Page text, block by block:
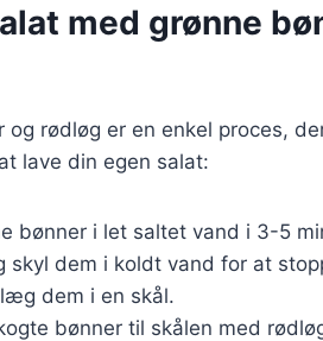
med grønne
rødløg er en enkel proces,
lave din egen salat:
bønner i let saltet vand i 3-5
dem i koldt vand for at
dem i en skål.
bønner til skålen med